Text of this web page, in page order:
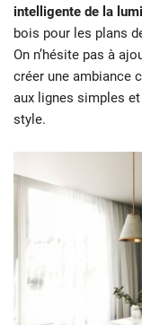
intelligente de la
bois pour les plans
On n’hésite pas à
créer une ambiance
aux lignes simples
style.